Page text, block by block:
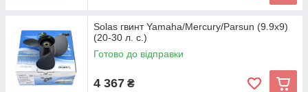
Solas гвинт Yamaha/Mercury/Parsun (9.9x9)
(20-30 л. с.)
Готово до відправки
4 367 ₴